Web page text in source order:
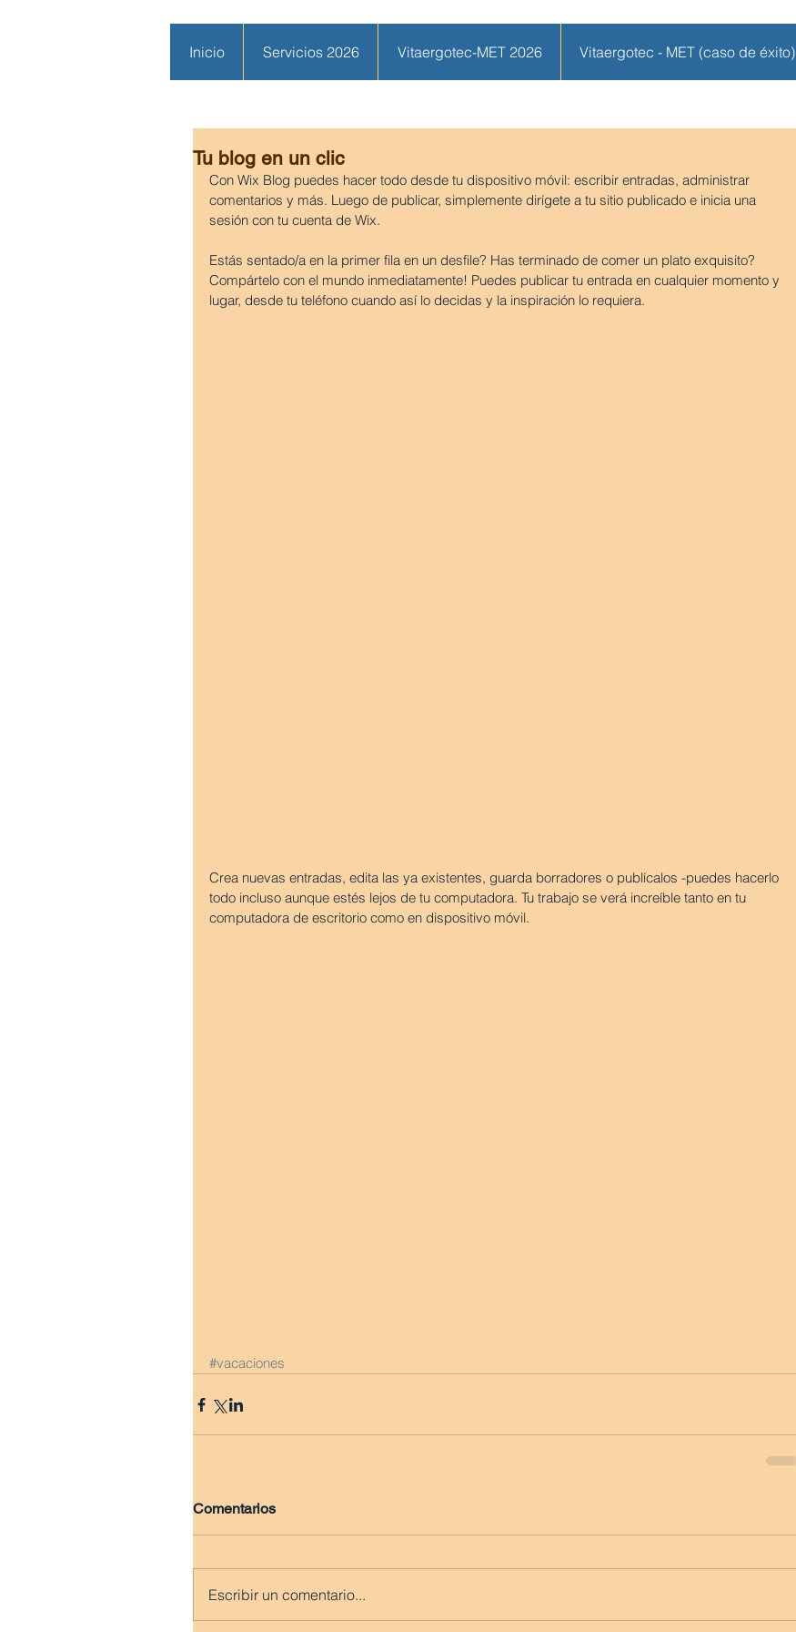
Inicio Servicios 2026 Vitaergotec-MET 2026 Vitaergotec - MET (caso de éxito)
Tu blog en un clic
Con Wix Blog puedes hacer todo desde tu dispositivo móvil: escribir entradas, administrar
comentarios y más. Luego de publicar, simplemente dirígete a tu sitio publicado e inicia una
sesión con tu cuenta de Wix.
Estás sentado/a en la primer fila en un desfile? Has terminado de comer un plato exquisito?
Compártelo con el mundo inmediatamente! Puedes publicar tu entrada en cualquier momento y
lugar, desde tu teléfono cuando así lo decidas y la inspiración lo requiera.
Crea nuevas entradas, edita las ya existentes, guarda borradores o publícalos -puedes hacerlo
todo incluso aunque estés lejos de tu computadora. Tu trabajo se verá increíble tanto en tu
computadora de escritorio como en dispositivo móvil.
#vacaciones
Comentarios
Escribir un comentario...